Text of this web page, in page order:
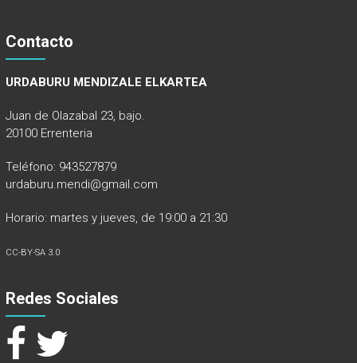
Contacto
URDABURU MENDIZALE ELKARTEA
Juan de Olazabal 23, bajo.
20100 Errenteria
Teléfono: 943527879
urdaburu.mendi@gmail.com
Horario: martes y jueves, de 19:00 a 21:30
CC-BY-SA 3.0
Redes Sociales